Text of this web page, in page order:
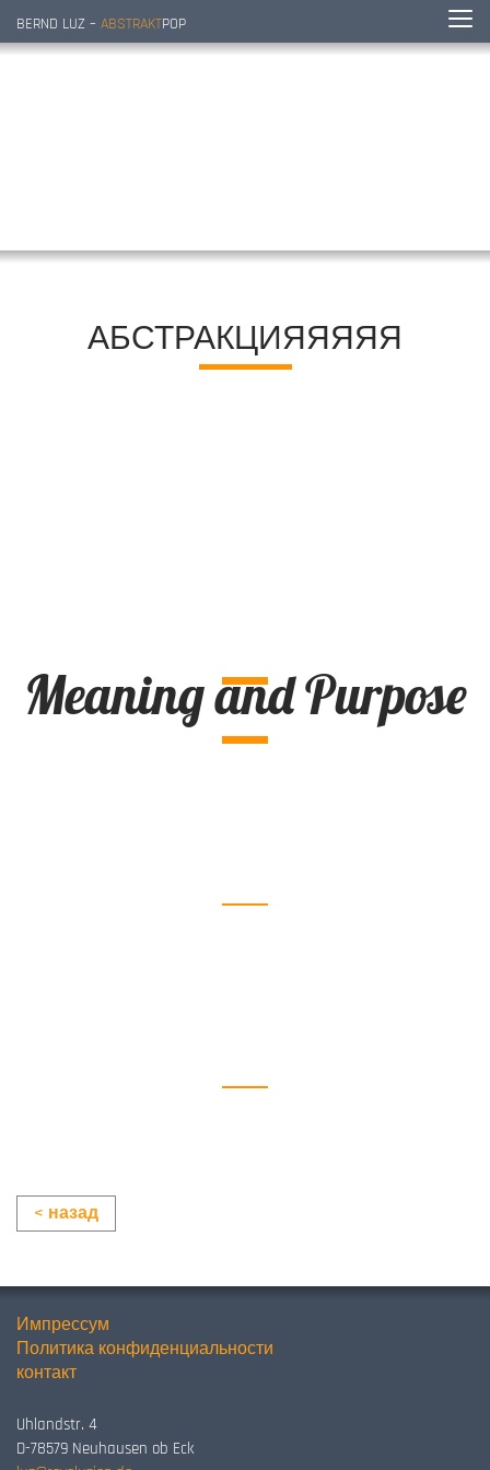
BERND LUZ – ABSTRAKTPOP
АБСТРАКЦИЯЯЯЯЯ
Meaning and Purpose
< назад
Импрессум
Политика конфиденциальности
контакт
Uhlandstr. 4
D-78579 Neuhausen ob Eck